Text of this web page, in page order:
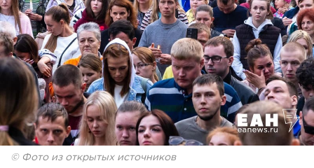
© Фото из открытых источников